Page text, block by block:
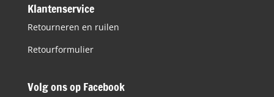
Klantenservice
Retourneren en ruilen
Retourformulier
Volg ons op Facebook